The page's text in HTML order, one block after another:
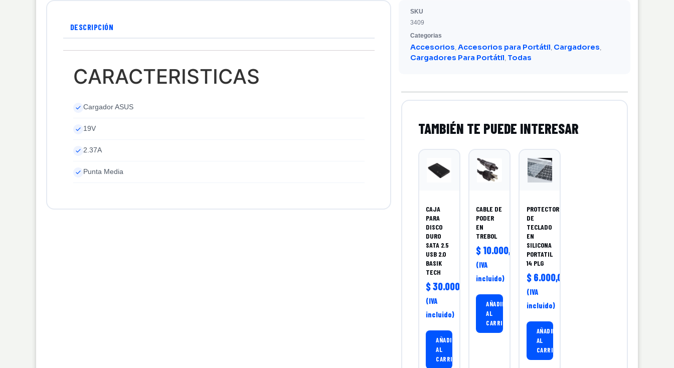
DESCRIPCIÓN
CARACTERISTICAS
Cargador ASUS
19V
2.37A
Punta Media
SKU
3409
Categorias
Accesorios Accesorios para Portátil Cargadores
Cargadores Para Portátil Todas
CAJA
PARA
DISCO
DURO
SATA 2.5
USB 2.0
BASIK
TECH
$30.000,00
(IVA
incluido)
AÑADIR
AL
CARRITO
CABLE DE
PODER
EN
TREBOL
$ 10.000,00
(IVA
incluido)
AÑADIR
AL
CARRITO
PROTECTOR
DE
TECLADO
EN
SILICONA
PORTATIL
14 PLG
$6.000,00
(IVA
incluido)
AÑADIR
AL
CARRITO